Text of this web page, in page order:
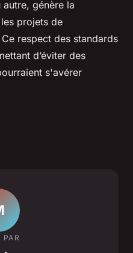
génère la
projets de
respect des standards
d’éviter des
s'avérer
PAR